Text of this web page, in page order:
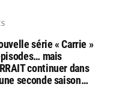
série « Carrie »
mais
continuer dans
seconde saison…